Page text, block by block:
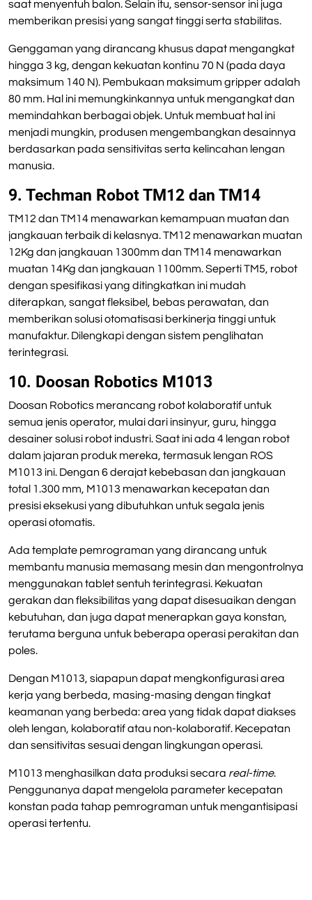
saat menyentuh balon. Selain itu, sensor-sensor ini juga
memberikan presisi yang sangat tinggi serta stabilitas.
Genggaman yang dirancang khusus dapat mengangkat
hingga 3 kg, dengan kekuatan kontinu 70 N (pada daya
maksimum 140 N). Pembukaan maksimum gripper adalah
80 mm. Hal ini memungkinkannya untuk mengangkat dan
memindahkan berbagai objek. Untuk membuat hal ini
menjadi mungkin, produsen mengembangkan desainnya
berdasarkan pada sensitivitas serta kelincahan lengan
manusia.
9. Techman Robot TM12 dan TM14
TM12 dan TM14 menawarkan kemampuan muatan dan
jangkauan terbaik di kelasnya. TM12 menawarkan muatan
12Kg dan jangkauan 1300mm dan TM14 menawarkan
muatan 14Kg dan jangkauan 1100mm. Seperti TM5, robot
dengan spesifikasi yang ditingkatkan ini mudah
diterapkan, sangat fleksibel, bebas perawatan, dan
memberikan solusi otomatisasi berkinerja tinggi untuk
manufaktur. Dilengkapi dengan sistem penglihatan
terintegrasi.
10. Doosan Robotics M1013
Doosan Robotics merancang robot kolaboratif untuk
semua jenis operator, mulai dari insinyur, guru, hingga
desainer solusi robot industri. Saat ini ada 4 lengan robot
dalam jajaran produk mereka, termasuk lengan ROS
M1013 ini. Dengan 6 derajat kebebasan dan jangkauan
total 1.300 mm, M1013 menawarkan kecepatan dan
presisi eksekusi yang dibutuhkan untuk segala jenis
operasi otomatis.
Ada template pemrograman yang dirancang untuk
membantu manusia memasang mesin dan mengontrolnya
menggunakan tablet sentuh terintegrasi. Kekuatan
gerakan dan fleksibilitas yang dapat disesuaikan dengan
kebutuhan, dan juga dapat menerapkan gaya konstan,
terutama berguna untuk beberapa operasi perakitan dan
poles.
Dengan M1013, siapapun dapat mengkonfigurasi area
kerja yang berbeda, masing-masing dengan tingkat
keamanan yang berbeda: area yang tidak dapat diakses
oleh lengan, kolaboratif atau non-kolaboratif. Kecepatan
dan sensitivitas sesuai dengan lingkungan operasi.
M1013 menghasilkan data produksi secara real-time.
Penggunanya dapat mengelola parameter kecepatan
konstan pada tahap pemrograman untuk mengantisipasi
operasi tertentu.